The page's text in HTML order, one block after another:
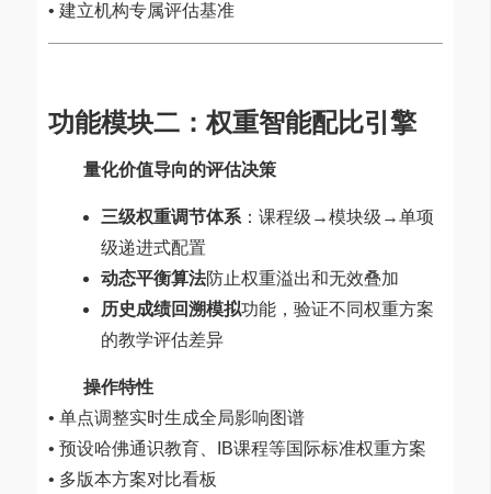
• 建立机构专属评估基准
功能模块二：权重智能配比引擎
量化价值导向的评估决策
三级权重调节体系：课程级→模块级→单项
级递进式配置
动态平衡算法防止权重溢出和无效叠加
历史成绩回溯模拟功能，验证不同权重方案
的教学评估差异
操作特性
• 单点调整实时生成全局影响图谱
• 预设哈佛通识教育、IB课程等国际标准权重方案
• 多版本方案对比看板